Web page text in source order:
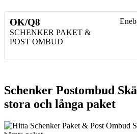
OK/Q8
SCHENKER PAKET &
POST OMBUD
Schenker Postombud
stora och långa paket